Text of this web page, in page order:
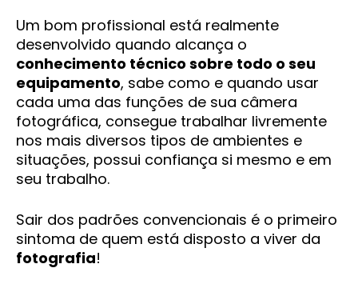
Um bom profissional está realmente
desenvolvido quando alcança o
conhecimento técnico sobre todo o seu
equipamento, sabe como e quando usar
cada uma das funções de sua câmera
fotográfica, consegue trabalhar livremente
nos mais diversos tipos de ambientes e
situações, possui confiança si mesmo e em
seu trabalho.
Sair dos padrões convencionais é o primeiro
sintoma de quem está disposto a viver da
fotografia!